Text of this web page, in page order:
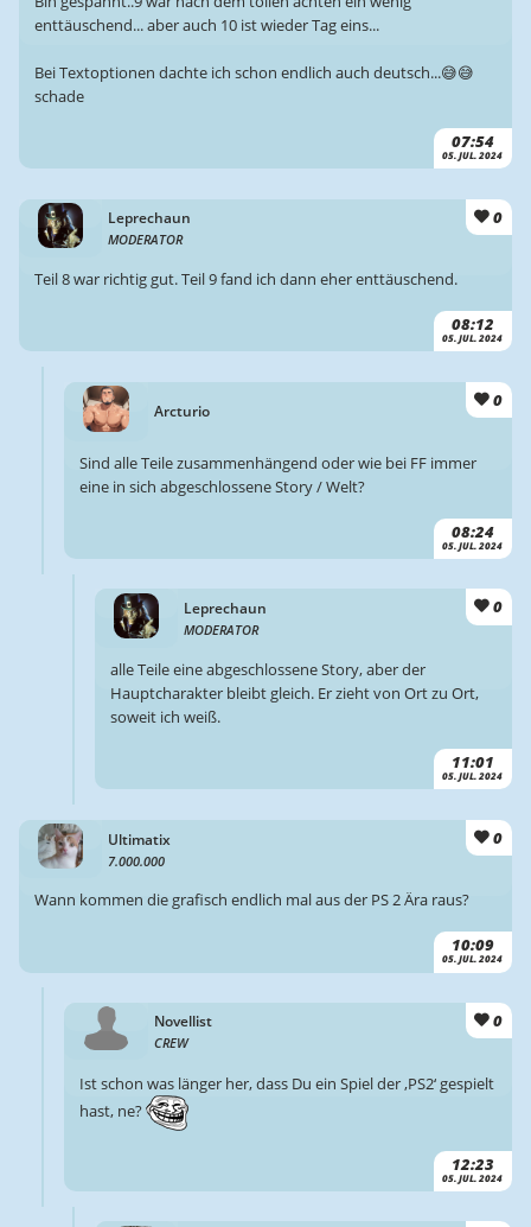
07:54
05. JUL. 2024
enttäuschend... aber auch 10 ist wieder Tag eins...
Bei Textoptionen dachte ich schon endlich auch deutsch...😅😅
schade
Leprechaun
MODERATOR
0
08:12
05. JUL. 2024
Teil 8 war richtig gut. Teil 9 fand ich dann eher enttäuschend.
Arcturio
0
08:24
05. JUL. 2024
Sind alle Teile zusammenhängend oder wie bei FF immer
eine in sich abgeschlossene Story / Welt?
Leprechaun
MODERATOR
0
11:01
05. JUL. 2024
alle Teile eine abgeschlossene Story, aber der
Hauptcharakter bleibt gleich. Er zieht von Ort zu Ort,
soweit ich weiß.
Ultimatix
7.000.000
0
10:09
05. JUL. 2024
Wann kommen die grafisch endlich mal aus der PS 2 Ära raus?
Novellist
CREW
0
12:23
05. JUL. 2024
Ist schon was länger her, dass Du ein Spiel der ‚PS2‘ gespielt
hast, ne?